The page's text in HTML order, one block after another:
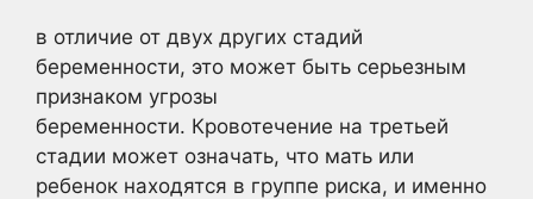
в отличие от двух других стадий
беременности, это может быть серьезным
признаком угрозы
беременности. Кровотечение на третьей
стадии может означать, что мать или
ребенок находятся в группе риска, и именно